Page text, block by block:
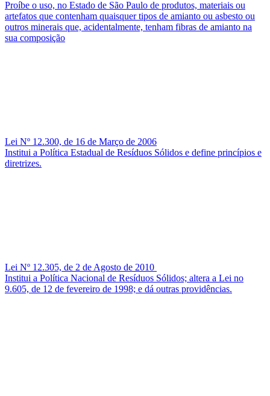
Proíbe o uso, no Estado de São Paulo de produtos, materiais ou
artefatos que contenham quaisquer tipos de amianto ou asbesto ou
outros minerais que, acidentalmente, tenham fibras de amianto na
sua composição
Lei Nº 12.300, de 16 de Março de 2006
Institui a Política Estadual de Resíduos Sólidos e define princípios e
diretrizes.
Lei Nº 12.305, de 2 de Agosto de 2010
Institui a Política Nacional de Resíduos Sólidos; altera a Lei no
9.605, de 12 de fevereiro de 1998; e dá outras providências.